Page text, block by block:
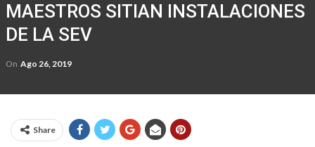
MAESTROS SITIAN INSTALACIONES
DE LA SEV
On Ago 26, 2019
Share